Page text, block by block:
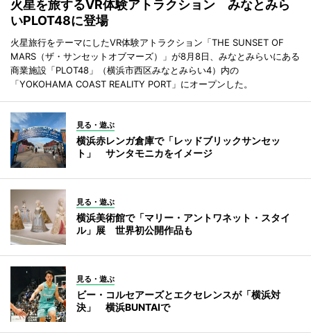
火星を旅するVR体験アトラクション みなとみら
いPLOT48に登場
火星旅行をテーマにしたVR体験アトラクション「THE SUNSET OF
MARS（ザ・サンセットオブマーズ）」が8月8日、みなとみらいにある
商業施設「PLOT48」（横浜市西区みなとみらい4）内の
「YOKOHAMA COAST REALITY PORT」にオープンした。
見る・遊ぶ
横浜赤レンガ倉庫で「レッドブリックサンセッ
ト」 サンタモニカをイメージ
見る・遊ぶ
横浜美術館で「マリー・アントワネット・スタイ
ル」展 世界初公開作品も
見る・遊ぶ
ビー・コルセアーズとエクセレンスが「横浜対
決」 横浜BUNTAIで